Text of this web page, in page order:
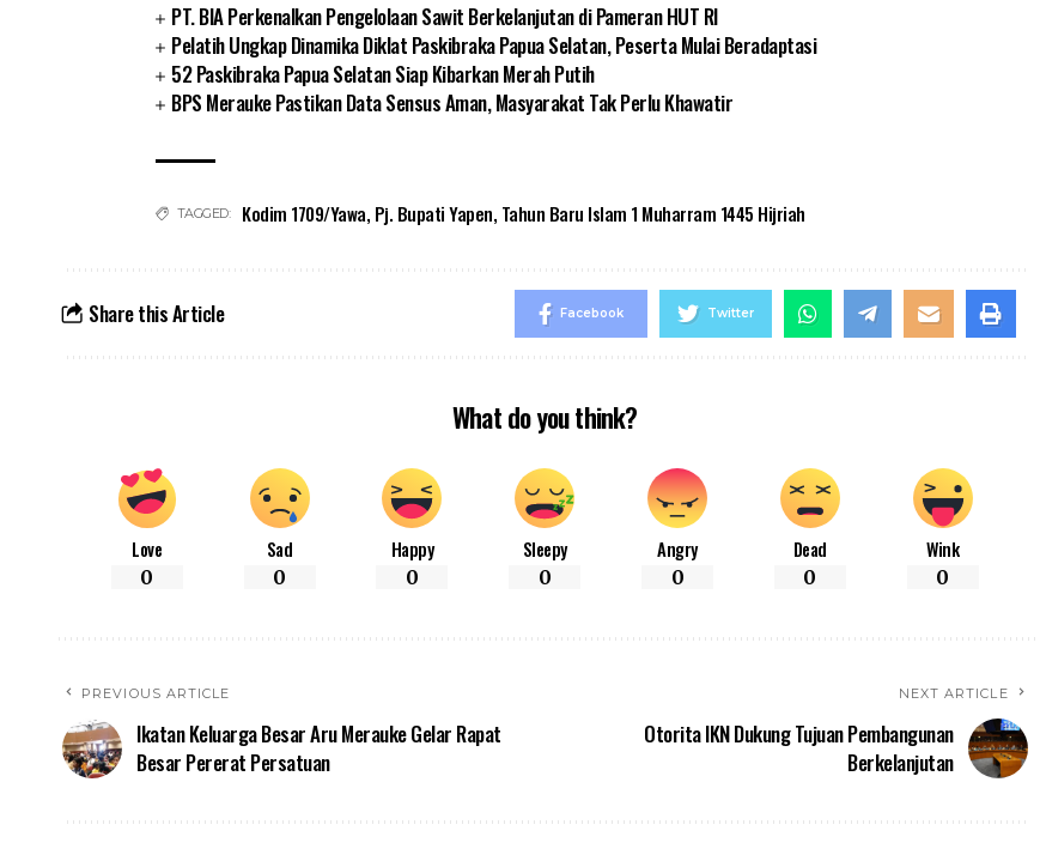
PT. BIA Perkenalkan Pengelolaan Sawit Berkelanjutan di Pameran HUT RI
Pelatih Ungkap Dinamika Diklat Paskibraka Papua Selatan, Peserta Mulai Beradaptasi
52 Paskibraka Papua Selatan Siap Kibarkan Merah Putih
BPS Merauke Pastikan Data Sensus Aman, Masyarakat Tak Perlu Khawatir
TAGGED: Kodim 1709/Yawa, Pj. Bupati Yapen, Tahun Baru Islam 1 Muharram 1445 Hijriah
Share this Article Facebook Twitter
What do you think?
Love
0
Sad
0
Happy
0
Sleepy
0
Angry
0
Dead
0
Wink
0
PREVIOUS ARTICLE
Ikatan Keluarga Besar Aru Merauke Gelar Rapat
Besar Pererat Persatuan
NEXT ARTICLE
Otorita IKN Dukung Tujuan Pembangunan
Berkelanjutan